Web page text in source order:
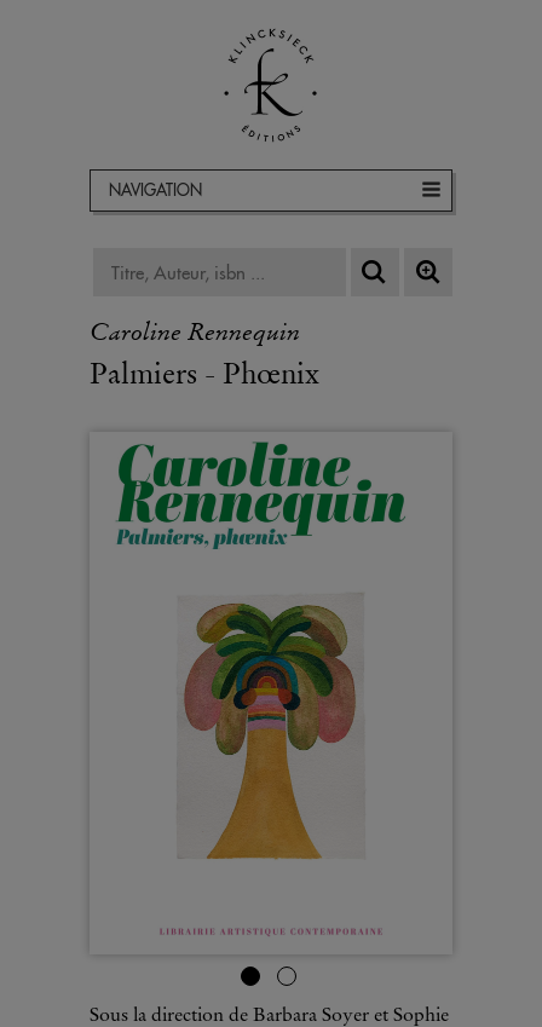
NAVIGATION
Caroline Rennequin
Palmiers - Phœnix
Sous la direction de Barbara Soyer et Sophie